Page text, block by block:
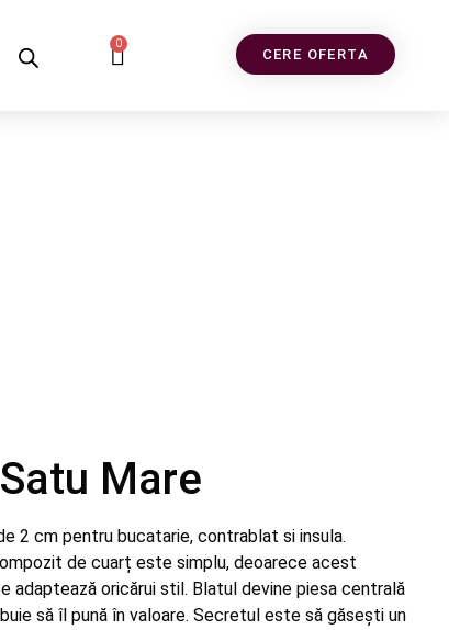
0
CERE OFERTA
Mare
2 cm pentru bucatarie, contrablat si insula.
de cuarț este simplu, deoarece acest
adaptează oricărui stil. Blatul devine piesa centrală
să îl pună în valoare. Secretul este să găsești un